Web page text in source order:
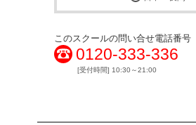
このスクールの問い合せ電話番号
0120-333-336
[受付時間] 10:30～21:00